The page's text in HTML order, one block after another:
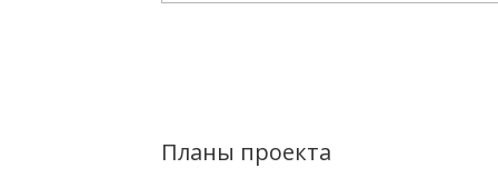
Планы проекта